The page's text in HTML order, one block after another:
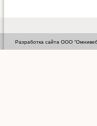
Разработка сайта ООО